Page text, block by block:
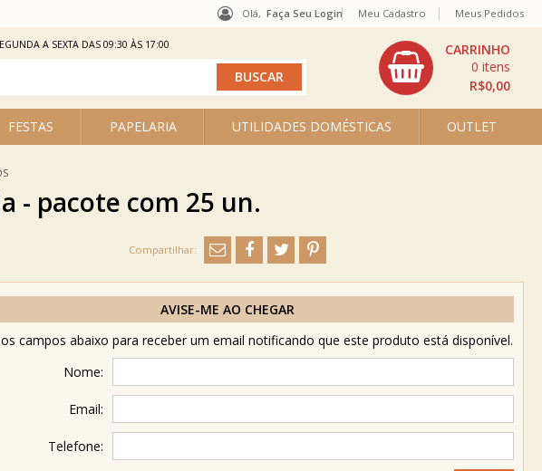
Olá, Faça Seu Login
FESTAS PAPELARIA UTILIDADES DOMÉSTICAS OUTLET
R$0,00
0
Meu Cadastro Meus Pedidos
A SEXTA DAS 09:30 ÀS 17:00
- pacote com 25 un.
AVISE-ME AO CHEGAR
campos abaixo para receber um email notificando que este produto está disponível.
Nome:
Email:
Telefone: